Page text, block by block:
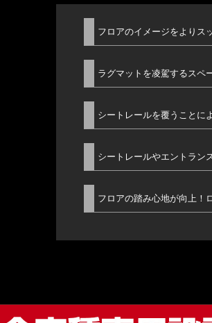
フロアのイメージをよりス
ラグマットを凌駕するスペ
シートレールを覆うことに
シートレールやエントラン
フロアの踏み心地が向上！